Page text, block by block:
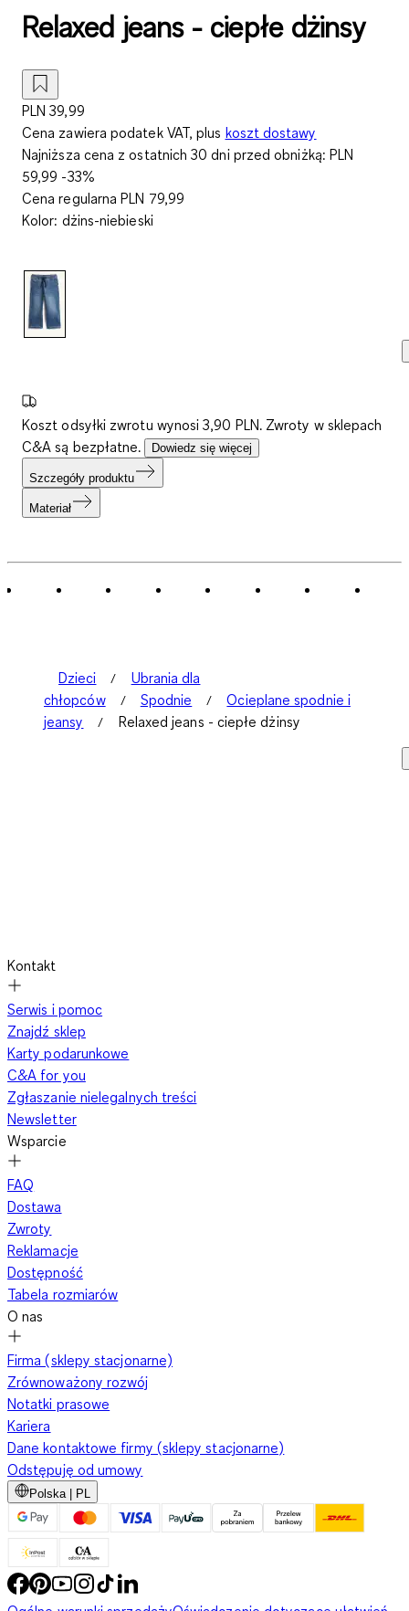
Relaxed jeans - ciepłe dżinsy
PLN 39,99
Cena zawiera podatek VAT, plus koszt dostawy
Najniższa cena z ostatnich 30 dni przed obniżką: PLN
59,99 -33%
Cena regularnaPLN 79,99
Kolor: dżins-niebieski
Koszt odsyłki zwrotu wynosi 3,90 PLN. Zwroty w sklepach
C&A są bezpłatne.
Dowiedz się więcej
Szczegóły produktu
Materiał
Dzieci
Ubrania dla
chłopców
Spodnie
Ocieplane spodnie i
jeansy
Relaxed jeans - ciepłe dżinsy
Kontakt
Serwis i pomoc
Znajdź sklep
Karty podarunkowe
C&A for you
Zgłaszanie nielegalnych treści
Newsletter
Wsparcie
FAQ
Dostawa
Zwroty
Reklamacje
Dostępność
Tabela rozmiarów
O nas
Firma (sklepy stacjonarne)
Zrównoważony rozwój
Notatki prasowe
Kariera
Dane kontaktowe firmy (sklepy stacjonarne)
Odstępuję od umowy
Polska | PL